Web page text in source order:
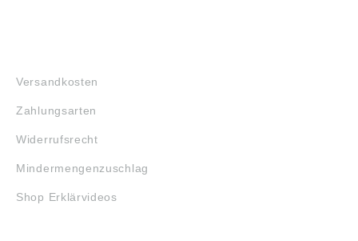
Versandkosten
Zahlungsarten
Widerrufsrecht
Mindermengenzuschlag
Shop Erklärvideos